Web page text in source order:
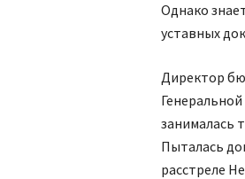
Однако
уставных
Директор
занималась
Пыталась
расстреле